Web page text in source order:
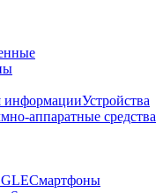
информацииУстройства
аппаратные средства
Смартфоны